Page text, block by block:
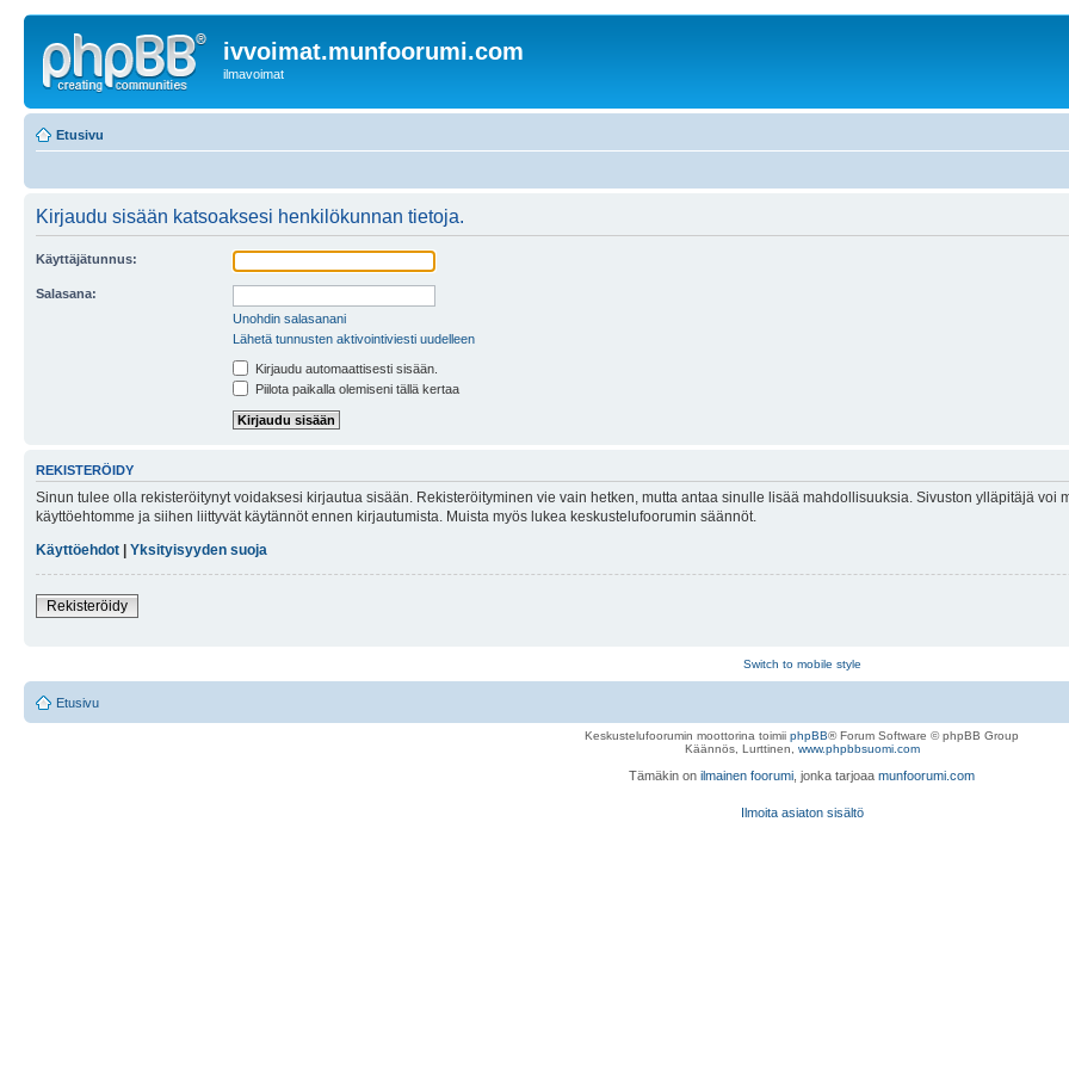
ivvoimat.munfoorumi.com
ilmavoimat
Etusivu
Kirjaudu sisään katsoaksesi henkilökunnan tietoja.
Käyttäjätunnus:
Salasana:
Unohdin salasanani
Lähetä tunnusten aktivointiviesti uudelleen
Kirjaudu automaattisesti sisään.
Piilota paikalla olemiseni tällä kertaa
REKISTERÖIDY
Sinun tulee olla rekisteröitynyt voidaksesi kirjautua sisään. Rekisteröityminen vie vain hetken, mutta antaa sinulle lisää mahdollisuuksia. Sivuston ylläpitäjä
käyttöehtomme ja siihen liittyvät käytännöt ennen kirjautumista. Muista myös lukea keskustelufoorumin säännöt.
Käyttöehdot
Yksityisyyden suoja
Rekisteröidy
Switch to mobile style
Etusivu
Keskustelufoorumin moottorina toimii phpBB® Forum Software © phpBB Group
Käännös, Lurttinen, www.phpbbsuomi.com
Tämäkin on ilmainen foorumi , jonka tarjoaa munfoorumi.com
Ilmoita asiaton sisältö